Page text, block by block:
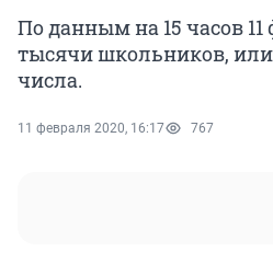
По данным на 15 часов 11
тысячи школьников, или
числа.
11 февраля 2020, 16:17 767